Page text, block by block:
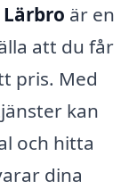
är en
att du får
pris. Med
kan
och hitta
dina